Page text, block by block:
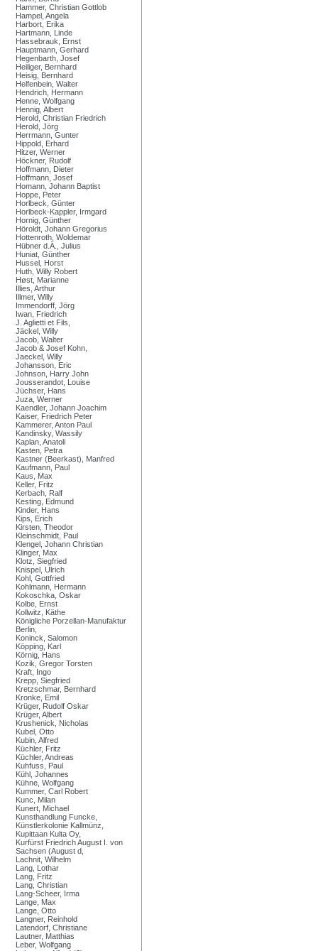
Hammer, Christian Gottlob
Hampel, Angela
Harbort, Erika
Hartmann, Linde
Hassebrauk, Ernst
Hauptmann, Gerhard
Hegenbarth, Josef
Heiliger, Bernhard
Heisig, Bernhard
Helfenbein, Walter
Hendrich, Hermann
Henne, Wolfgang
Hennig, Albert
Herold, Christian Friedrich
Herold, Jörg
Herrmann, Gunter
Hippold, Erhard
Hitzer, Werner
Höckner, Rudolf
Hoffmann, Dieter
Hoffmann, Josef
Homann, Johann Baptist
Hoppe, Peter
Horlbeck, Günter
Horlbeck-Kappler, Irmgard
Hornig, Günther
Höroldt, Johann Gregorius
Hottenroth, Woldemar
Hübner d.Ä., Julius
Huniat, Günther
Hussel, Horst
Huth, Willy Robert
Høst, Marianne
Illies, Arthur
Illmer, Willy
Immendorff, Jörg
Iwan, Friedrich
J. Aglietti et Fils,
Jäckel, Willy
Jacob, Walter
Jacob & Josef Kohn,
Jaeckel, Willy
Johansson, Eric
Johnson, Harry John
Jousserandot, Louise
Jüchser, Hans
Juza, Werner
Kaendler, Johann Joachim
Kaiser, Friedrich Peter
Kammerer, Anton Paul
Kandinsky, Wassily
Kaplan, Anatoli
Kasten, Petra
Kastner (Beerkast), Manfred
Kaufmann, Paul
Kaus, Max
Keller, Fritz
Kerbach, Ralf
Kesting, Edmund
Kinder, Hans
Kips, Erich
Kirsten, Theodor
Kleinschmidt, Paul
Klengel, Johann Christian
Klinger, Max
Klotz, Siegfried
Knispel, Ulrich
Kohl, Gottfried
Kohlmann, Hermann
Kokoschka, Oskar
Kolbe, Ernst
Kollwitz, Käthe
Königliche Porzellan-Manufaktur
Berlin,
Koninck, Salomon
Köpping, Karl
Körnig, Hans
Kozik, Gregor Torsten
Kraft, Ingo
Krepp, Siegfried
Kretzschmar, Bernhard
Kronke, Emil
Krüger, Rudolf Oskar
Krüger, Albert
Krushenick, Nicholas
Kubel, Otto
Kubin, Alfred
Küchler, Fritz
Küchler, Andreas
Kuhfuss, Paul
Kühl, Johannes
Kühne, Wolfgang
Kummer, Carl Robert
Kunc, Milan
Kunert, Michael
Kunsthandlung Funcke,
Künstlerkolonie Kallmünz,
Kupittaan Kulta Oy,
Kurfürst Friedrich August I. von
Sachsen (August d,
Lachnit, Wilhelm
Lang, Lothar
Lang, Fritz
Lang, Christian
Lang-Scheer, Irma
Lange, Max
Lange, Otto
Langner, Reinhold
Latendorf, Christiane
Lautner, Matthias
Leber, Wolfgang